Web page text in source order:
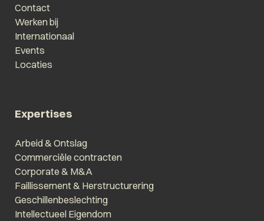
Contact
Werken bij
Internationaal
Events
Locaties
Expertises
Arbeid & Ontslag
Commerciële contracten
Corporate & M&A
Faillissement & Herstructurering
Geschillenbeslechting
Intellectueel Eigendom